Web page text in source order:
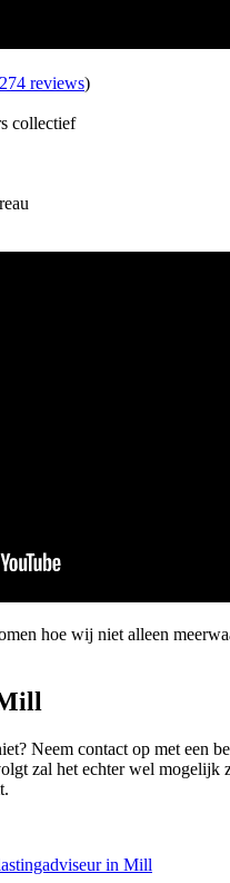
274 reviews)
hoe wij niet alleen
Neem contact op met een
zal het echter wel
in Mill